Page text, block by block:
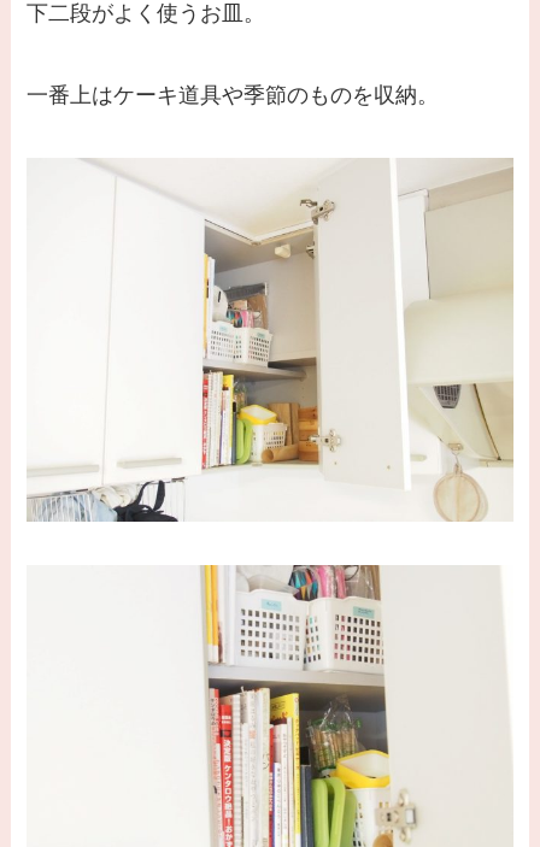
下二段がよく使うお皿。
一番上はケーキ道具や季節のものを収納。